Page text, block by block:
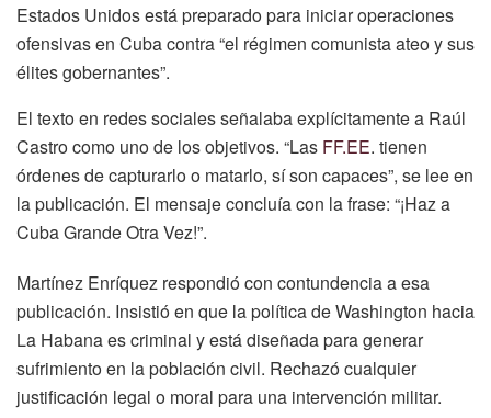
Estados Unidos está preparado para iniciar operaciones
ofensivas en Cuba contra “el régimen comunista ateo y sus
élites gobernantes”.
El texto en redes sociales señalaba explícitamente a Raúl
Castro como uno de los objetivos. “Las FF.EE. tienen
órdenes de capturarlo o matarlo, sí son capaces”, se lee en
la publicación. El mensaje concluía con la frase: “¡Haz a
Cuba Grande Otra Vez!”.
Martínez Enríquez respondió con contundencia a esa
publicación. Insistió en que la política de Washington hacia
La Habana es criminal y está diseñada para generar
sufrimiento en la población civil. Rechazó cualquier
justificación legal o moral para una intervención militar.